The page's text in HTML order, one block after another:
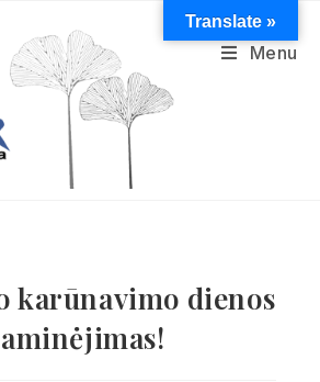
Menu
karūnavimo dienos
Translate »